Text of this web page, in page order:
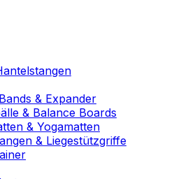
& Expander
& Balance Boards
& Yogamatten
& Liegestützgriffe